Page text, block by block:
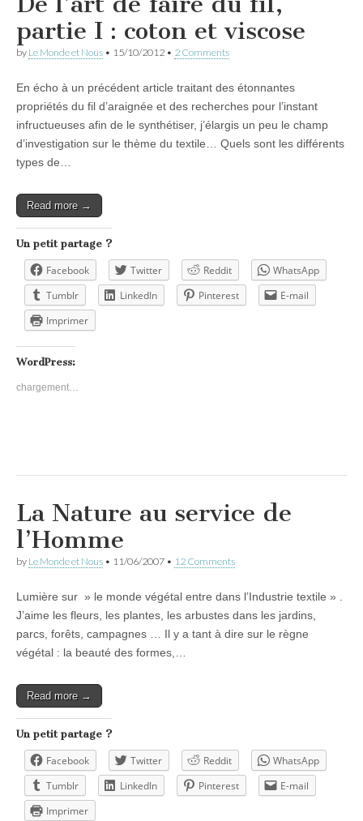
partie I : coton et viscose
by Le Monde et Nous • 15/10/2012 • 2 Comments
En écho à un précédent article traitant des étonnantes
propriétés du fil d’araignée et des recherches pour l’instant
infructueuses afin de le synthétiser, j’élargis un peu le champ
d’investigation sur le thème du textile… Quels sont les différents
types de…
Read more →
Un petit partage ?
Facebook Twitter Reddit
WhatsApp
Tumblr
LinkedIn Pinterest
E-mail
Imprimer
WordPress:
chargement…
La Nature au service de
l’Homme
by Le Monde et Nous • 11/06/2007 • 12 Comments
Lumière sur » le monde végétal entre dans l’Industrie textile » .
J’aime les fleurs, les plantes, les arbustes dans les jardins,
parcs, forêts, campagnes … Il y a tant à dire sur le règne
végétal : la beauté des formes,…
Read more →
Un petit partage ?
Facebook Twitter Reddit
WhatsApp
Tumblr
LinkedIn Pinterest
E-mail
Imprimer